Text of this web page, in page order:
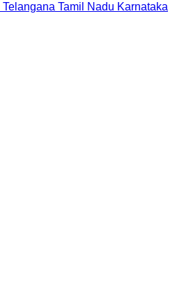
Telangana Tamil Nadu Karnataka